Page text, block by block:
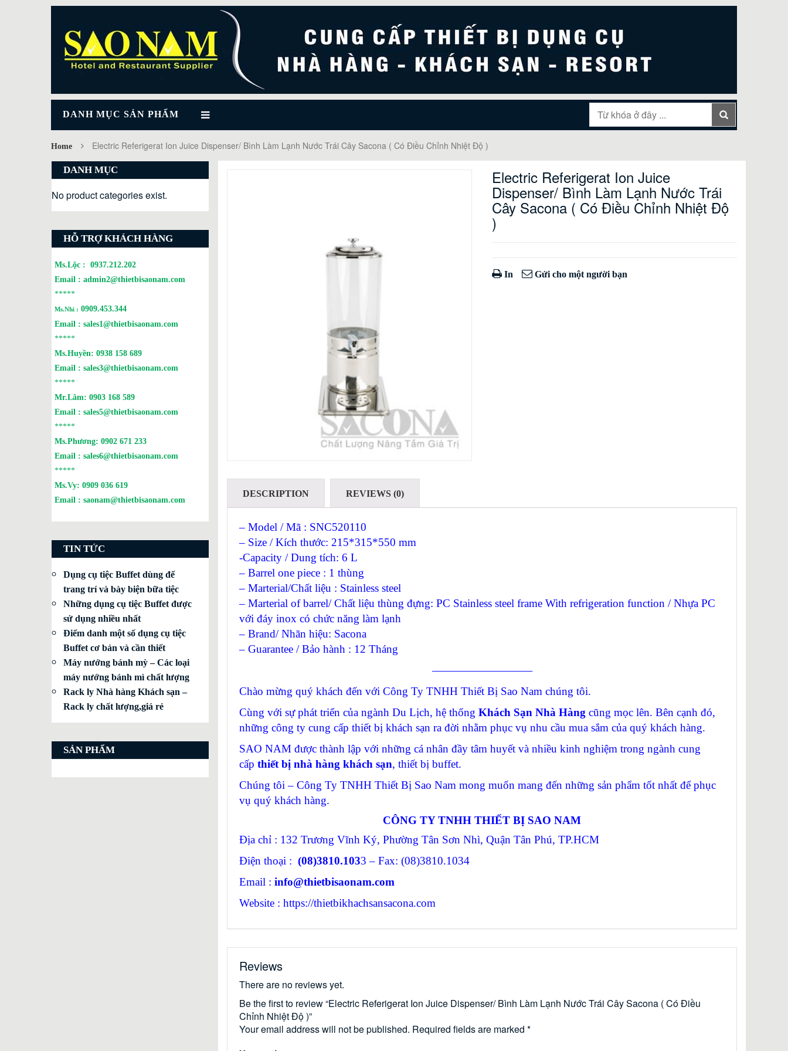
DANH MỤC SẢN PHẨM
Home Electric Referigerat Ion Juice Dispenser/ Bình Làm Lạnh Nước Trái Cây Sacona ( Có Điều Chỉnh Nhiệt Độ )
Electric Referigerat Ion Juice
Dispenser/ Bình Làm Lạnh Nước Trái
Cây Sacona ( Có Điều Chỉnh Nhiệt Độ
)
In Gửi cho một người bạn
DESCRIPTION REVIEWS (0)
– Model / Mã : SNC520110
– Size / Kích thước: 215*315*550 mm
-Capacity / Dung tích: 6 L
– Barrel one piece : 1 thùng
– Marterial/Chất liệu : Stainless steel
– Marterial of barrel/ Chất liệu thùng đựng: PC Stainless steel frame With refrigeration function / Nhựa PC
với đáy inox có chức năng làm lạnh
– Brand/ Nhãn hiệu: Sacona
– Guarantee / Bảo hành : 12 Tháng
—————————
Chào mừng quý khách đến với Công Ty TNHH Thiết Bị Sao Nam chúng tôi.
Cùng với sự phát triển của ngành Du Lịch, hệ thống Khách Sạn Nhà Hàng cũng mọc lên. Bên cạnh đó,
những công ty cung cấp thiết bị khách sạn ra đời nhằm phục vụ nhu cầu mua sắm của quý khách hàng.
SAO NAM được thành lập với những cá nhân đầy tâm huyết và nhiều kinh nghiệm trong ngành cung
cấp thiết bị nhà hàng khách sạn, thiết bị buffet.
Chúng tôi – Công Ty TNHH Thiết Bị Sao Nam mong muốn mang đến những sản phẩm tốt nhất để phục
vụ quý khách hàng.
CÔNG TY TNHH THIẾT BỊ SAO NAM
Địa chỉ : 132 Trương Vĩnh Ký, Phường Tân Sơn Nhì, Quận Tân Phú, TP.HCM
Điện thoại : (08)3810.1033 – Fax: (08)3810.1034
Email : info@thietbisaonam.com
Website : https://thietbikhachsansacona.com
Reviews
There are no reviews yet.
Be the first to review “Electric Referigerat Ion Juice Dispenser/ Bình Làm Lạnh Nước Trái Cây Sacona ( Có Điều
Chỉnh Nhiệt Độ )”
Your email address will not be published. Required fields are marked *
DANH MỤC
No product categories exist.
HỖ TRỢ KHÁCH HÀNG
Ms.Lộc : 0937.212.202
Email : admin2@thietbisaonam.com
*****
Ms.Nhi : 0909.453.344
Email : sales1@thietbisaonam.com
*****
Ms.Huyền: 0938 158 689
Email : sales3@thietbisaonam.com
*****
Mr.Lâm: 0903 168 589
Email : sales5@thietbisaonam.com
*****
Ms.Phương: 0902 671 233
Email : sales6@thietbisaonam.com
*****
Ms.Vy: 0909 036 619
Email : saonam@thietbisaonam.com
TIN TỨC
Dụng cụ tiệc Buffet dùng để
trang trí và bày biện bữa tiệc
Những dụng cụ tiệc Buffet được
sử dụng nhiều nhất
Điểm danh một số dụng cụ tiệc
Buffet cơ bản và cần thiết
Máy nướng bánh mỳ – Các loại
máy nướng bánh mì chất lượng
Rack ly Nhà hàng Khách sạn –
Rack ly chất lượng,giá rẻ
SẢN PHẨM